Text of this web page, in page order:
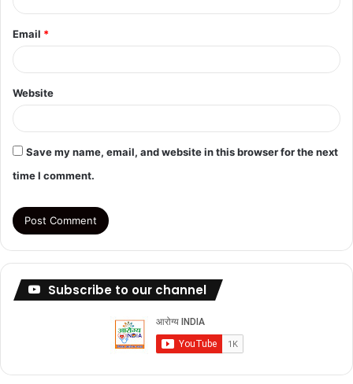
Email *
Website
Save my name, email, and website in this browser for the next
time I comment.
Subscribe to our channel